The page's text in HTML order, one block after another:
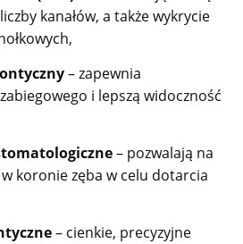
kanałów, a także wykrycie
– zapewnia
i lepszą widoczność
– pozwalają na
koronie zęba w celu dotarcia
– cienkie, precyzyjne